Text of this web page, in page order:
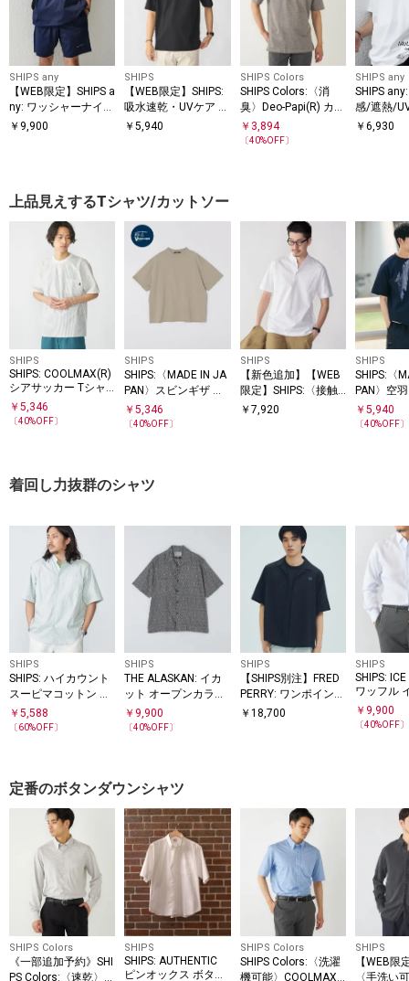
SHIPS any
【WEB限定】SHIPS a
ny: ワッシャーナイロ
ン スピンドル Tシャ
￥ 9,900
SHIPS
【WEB限定】SHIPS:
吸水速乾・UVケア Dr
ymix（R）ワンポイ
￥5,940
SHIPS Colors
SHIPS Colors:〈消
臭〉Deo-Papi(R) カノ
コ ボタンダウン ポロ
シャツ◇
￥ 3,894
〔40%OFF〕
SHIPS any
SHIPS
感/遮熱/
能等〉サ
￥6,930
上品見えするTシャツ/カットソー
SHIPS
SHIPS: COOLMAX(R)
シアサッカー Tシャ
ツ
￥ 5,346
〔40%OFF〕
SHIPS
SHIPS:〈MADE IN JA
PAN〉スビンギザ コ
ットン ショートスリ
ーブ Tシャツ
￥5,346
〔40%OFF〕
SHIPS
【新色追加】【WEB
限定】SHIPS:〈接触
冷感〉アイスタッチ
￥ 7,920
SHIPS
SHIPS:〈
PAN〉空
Tシャツ
￥5,940
〔40%OFF〕
着回し力抜群のシャツ
SHIPS
SHIPS: ハイカウント
スーピマコットン バ
ンドカラー ショート
スリーブ シャツ
￥ 5,588
〔60%OFF〕
SHIPS
THE ALASKAN: イカ
ット オープンカラー
シャツ
￥ 9,900
〔40%OFF〕
SHIPS
【SHIPS別注】FRED
PERRY: ワンポイント
ロゴ ピケ オープンカ
￥ 18,700
SHIPS
SHIPS:
ワッフル
ボタンダ
ド シャツ
￥ 9,900
〔40%OFF〕
定番のボタンダウンシャツ
SHIPS Colors
《一部追加予約》SHI
PS Colors:〈速乾〉S
SHIPS
SHIPS: AUTHENTIC
ピンオックス ボタン
SHIPS Colors
SHIPS Colors:〈洗濯
機可能〉COOLMAX
SHIPS
【WEB限
〈手洗い